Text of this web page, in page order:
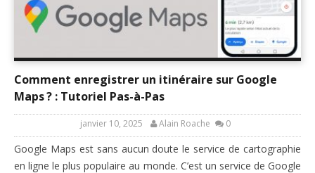
Comment enregistrer un itinéraire sur Google
Maps ? : Tutoriel Pas-à-Pas
janvier 10, 2025 Alain Roache 0
Google Maps est sans aucun doute le service de cartographie
en ligne le plus populaire au monde. C’est un service de Google